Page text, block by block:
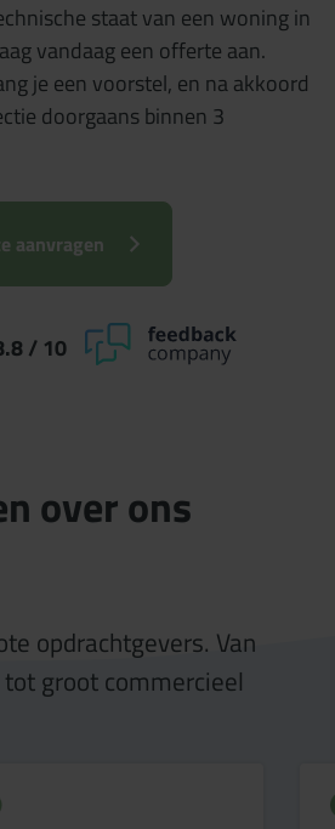
staat van een woning in
vandaag een offerte aan.
je een voorstel, en na akkoord
doorgaans binnen 3
aanvragen
/ 10
over ons
opdrachtgevers. Van
groot commercieel